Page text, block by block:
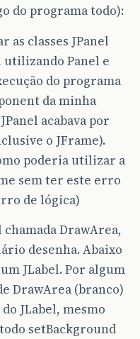
do programa todo):
as classes JPanel
utilizando Panel e
do programa
da minha
acabava por
o JFrame).
poderia utilizar a
sem ter este erro
de lógica)
chamada DrawArea,
desenha. Abaixo
JLabel. Por algum
DrawArea (branco)
JLabel, mesmo
setBackground